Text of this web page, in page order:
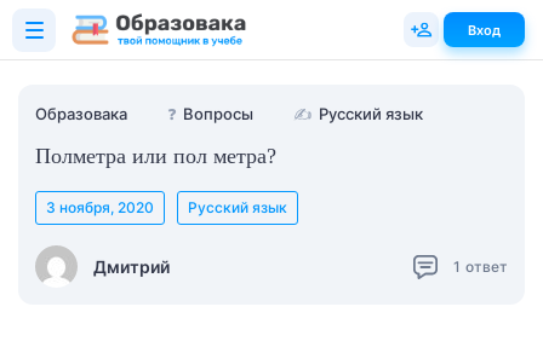
Образовака ❓ Вопросы ✍ Русский язык
Полметра или пол метра?
Дмитрий
3 ноября, 2020 Русский язык
1 ответ
Вход